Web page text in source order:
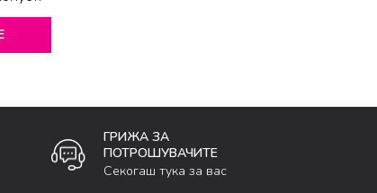
ГРИЖА ЗА
ПОТРОШУВАЧИТЕ
Секогаш тука за вас